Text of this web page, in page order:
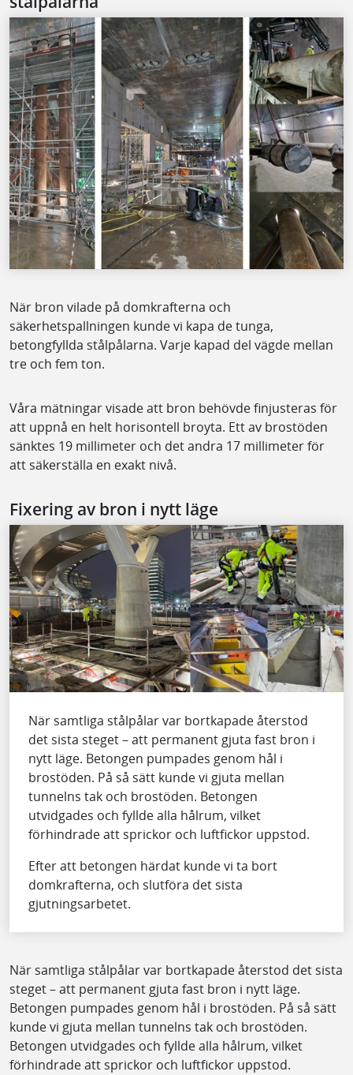
När bron vilade på domkrafterna och
säkerhetspallningen kunde vi kapa de tunga,
betongfyllda stålpålarna. Varje kapad del vägde mellan
tre och fem ton.
Våra mätningar visade att bron behövde finjusteras för
att uppnå en helt horisontell broyta. Ett av brostöden
sänktes 19 millimeter och det andra 17 millimeter för
att säkerställa en exakt nivå.
Fixering av bron i nytt läge
När samtliga stålpålar var bortkapade återstod
det sista steget – att permanent gjuta fast bron i
nytt läge. Betongen pumpades genom hål i
brostöden. På så sätt kunde vi gjuta mellan
tunnelns tak och brostöden. Betongen
utvidgades och fyllde alla hålrum, vilket
förhindrade att sprickor och luftfickor uppstod.
Efter att betongen härdat kunde vi ta bort
domkrafterna, och slutföra det sista
gjutningsarbetet.
När samtliga stålpålar var bortkapade återstod det sista
steget – att permanent gjuta fast bron i nytt läge.
Betongen pumpades genom hål i brostöden. På så sätt
kunde vi gjuta mellan tunnelns tak och brostöden.
Betongen utvidgades och fyllde alla hålrum, vilket
förhindrade att sprickor och luftfickor uppstod.